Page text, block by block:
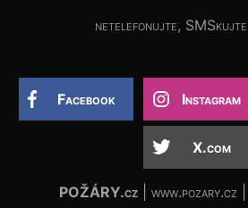
netelefonujte, SMSkujte,
Facebook Instagram
X.com
POŽÁRY.cz|